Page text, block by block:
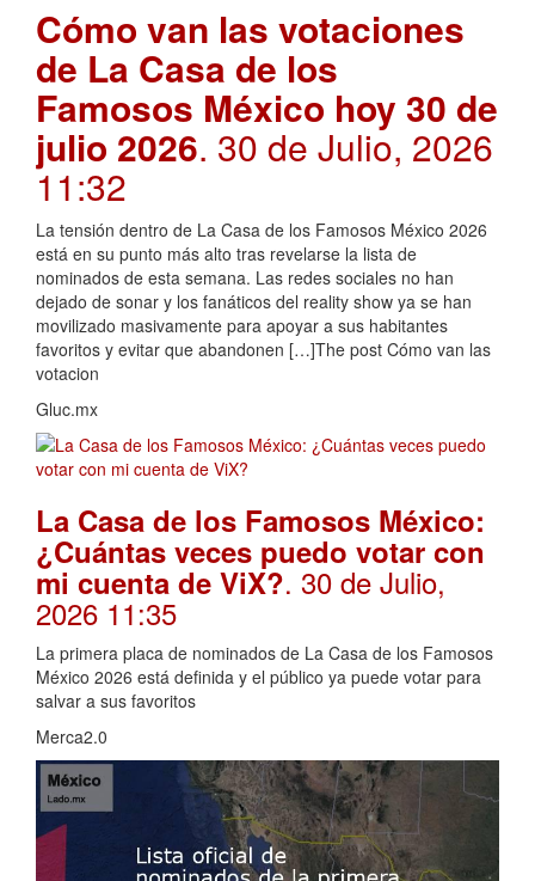
Cómo van las votaciones
de La Casa de los
Famosos México hoy 30 de
julio 2026. 30 de Julio, 2026
11:32
La tensión dentro de La Casa de los Famosos México 2026
está en su punto más alto tras revelarse la lista de
nominados de esta semana. Las redes sociales no han
dejado de sonar y los fanáticos del reality show ya se han
movilizado masivamente para apoyar a sus habitantes
favoritos y evitar que abandonen […]The post Cómo van las
votacion
Gluc.mx
La Casa de los Famosos México:
¿Cuántas veces puedo votar con
mi cuenta de ViX?. 30 de Julio,
2026 11:35
La primera placa de nominados de La Casa de los Famosos
México 2026 está definida y el público ya puede votar para
salvar a sus favoritos
Merca2.0